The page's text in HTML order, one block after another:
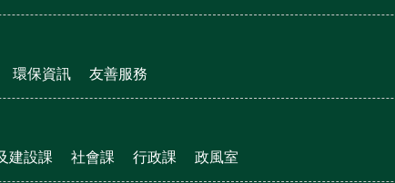
環保資訊 友善服務
建設課 社會課 行政課 政風室